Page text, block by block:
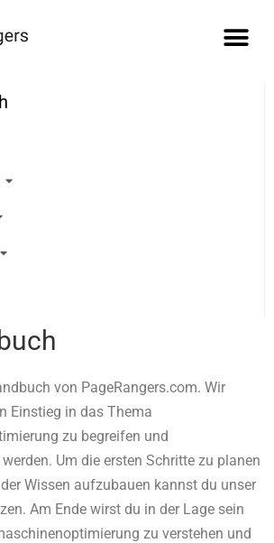
von PageRangers.com. Wir
Einstieg in das Thema
zu begreifen und
Um die ersten Schritte zu planen
Wissen aufzubauen kannst du unser
Am Ende wirst du in der Lage sein
zu verstehen und